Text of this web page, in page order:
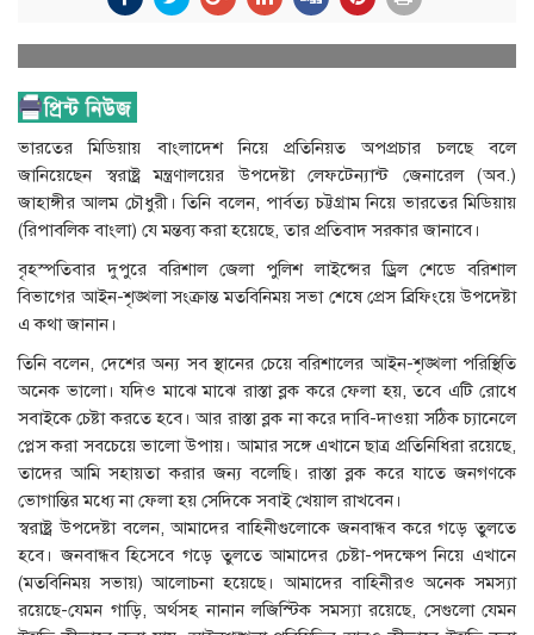
ভারতের মিডিয়ায় বাংলাদেশ নিয়ে প্রতিনিয়ত অপপ্রচার চলছে বলে
জানিয়েছেন স্বরাষ্ট্র মন্ত্রণালয়ের উপদেষ্টা লেফটেন্যান্ট জেনারেল (অব.)
জাহাঙ্গীর আলম চৌধুরী। তিনি বলেন, পার্বত্য চট্টগ্রাম নিয়ে ভারতের মিডিয়ায়
(রিপাবলিক বাংলা) যে মন্তব্য করা হয়েছে, তার প্রতিবাদ সরকার জানাবে।
বৃহস্পতিবার দুপুরে বরিশাল জেলা পুলিশ লাইন্সের ড্রিল শেডে বরিশাল
বিভাগের আইন-শৃঙ্খলা সংক্রান্ত মতবিনিময় সভা শেষে প্রেস ব্রিফিংয়ে উপদেষ্টা
এ কথা জানান।
তিনি বলেন, দেশের অন্য সব স্থানের চেয়ে বরিশালের আইন-শৃঙ্খলা পরিস্থিতি
অনেক ভালো। যদিও মাঝে মাঝে রাস্তা ব্লক করে ফেলা হয়, তবে এটি রোধে
সবাইকে চেষ্টা করতে হবে। আর রাস্তা ব্লক না করে দাবি-দাওয়া সঠিক চ্যানেলে
প্লেস করা সবচেয়ে ভালো উপায়। আমার সঙ্গে এখানে ছাত্র প্রতিনিধিরা রয়েছে,
তাদের আমি সহায়তা করার জন্য বলেছি। রাস্তা ব্লক করে যাতে জনগণকে
ভোগান্তির মধ্যে না ফেলা হয় সেদিকে সবাই খেয়াল রাখবেন।
স্বরাষ্ট্র উপদেষ্টা বলেন, আমাদের বাহিনীগুলোকে জনবান্ধব করে গড়ে তুলতে
হবে। জনবান্ধব হিসেবে গড়ে তুলতে আমাদের চেষ্টা-পদক্ষেপ নিয়ে এখানে
(মতবিনিময় সভায়) আলোচনা হয়েছে। আমাদের বাহিনীরও অনেক সমস্যা
রয়েছে-যেমন গাড়ি, অর্থসহ নানান লজিস্টিক সমস্যা রয়েছে, সেগুলো যেমন